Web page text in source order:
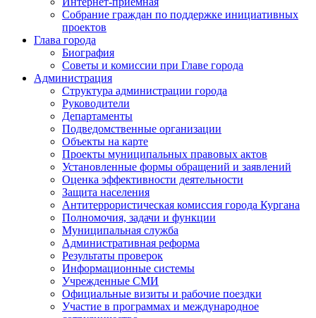
Собрание граждан по поддержке инициативных
проектов
Глава города
Биография
Советы и комиссии при Главе города
Администрация
Структура администрации города
Руководители
Департаменты
Подведомственные организации
Объекты на карте
Проекты муниципальных правовых актов
Установленные формы обращений и заявлений
Оценка эффективности деятельности
Защита населения
Антитеррористическая комиссия города Кургана
Полномочия, задачи и функции
Муниципальная служба
Административная реформа
Результаты проверок
Информационные системы
Учрежденные СМИ
Официальные визиты и рабочие поездки
Участие в программах и международное